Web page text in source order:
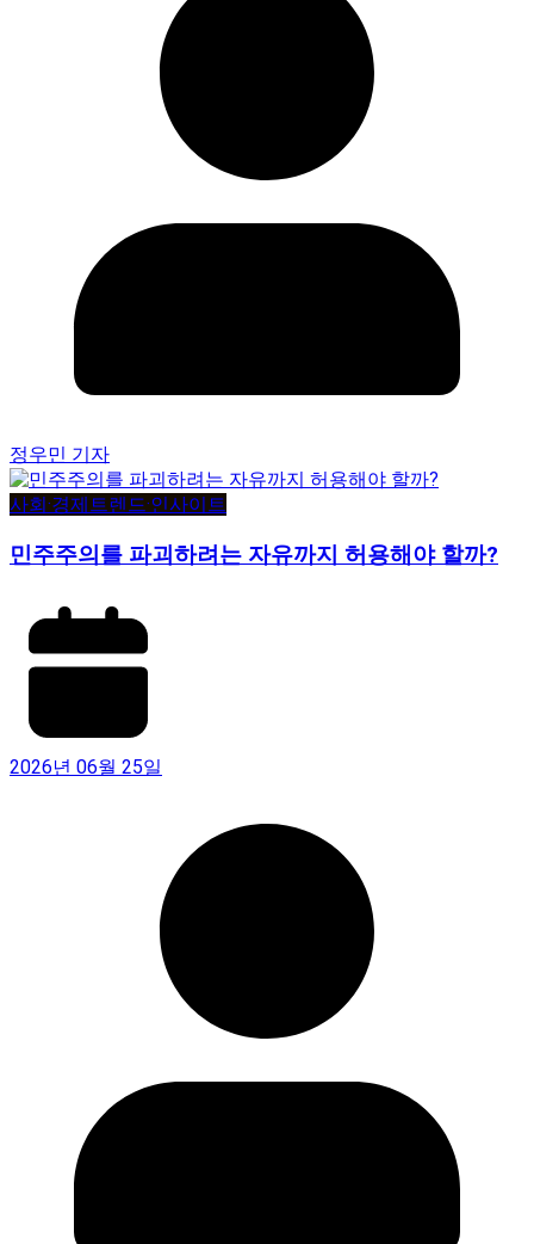
정우민 기자
사회·경제 트렌드·인사이트
민주주의를 파괴하려는 자유까지 허용해야 할까?
2026년 06월 25일